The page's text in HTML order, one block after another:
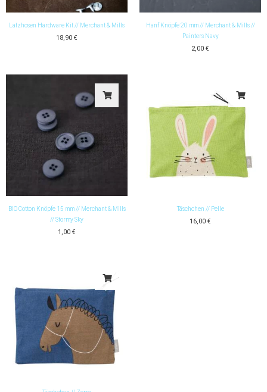
Latzhosen Hardware Kit // Merchant & Mills
18,90 €
Hanf Knöpfe 20 mm // Merchant & Mills //
Painters Navy
2,00 €
BIO Cotton Knöpfe 15 mm // Merchant & Mills
// Stormy Sky
1,00 €
Täschchen // Pelle
16,00 €